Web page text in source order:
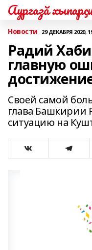
Аургазă
Новости 29 ДЕКАБРЯ 2020,
Радий
главную
Своей самой
глава Башкирии
ситуацию на